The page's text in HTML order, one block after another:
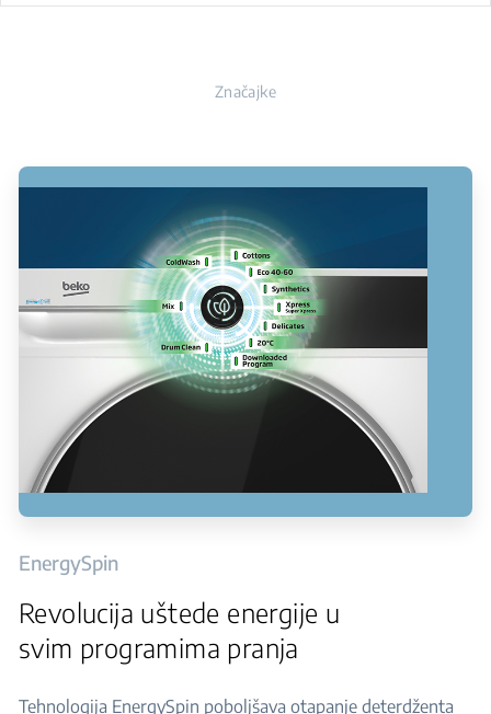
Značajke
EnergySpin
Revolucija uštede energije u
svim programima pranja
Tehnologija EnergySpin poboljšava otapanje deterdženta